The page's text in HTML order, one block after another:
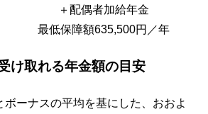
＋配偶者加給年金
最低保障額635,500円／年
け取れる年金額の目安
ーナスの平均を基にした、おおよ